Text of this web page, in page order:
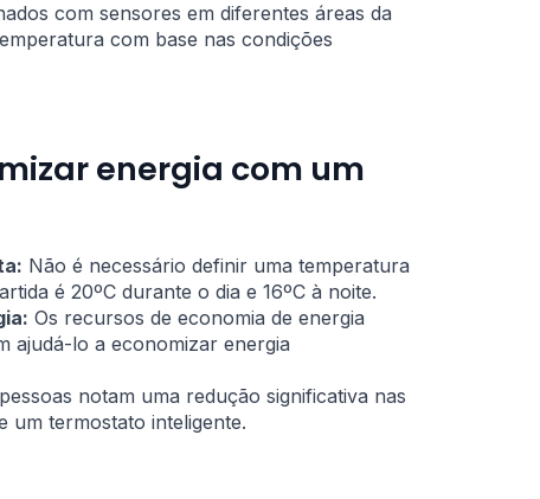
com sensores em diferentes áreas da
com base nas condições
energia com um
Não é necessário definir uma temperatura
é 20ºC durante o dia e 16ºC à noite.
Os recursos de economia de energia
ajudá-lo a economizar energia
notam uma redução significativa nas
um termostato inteligente.